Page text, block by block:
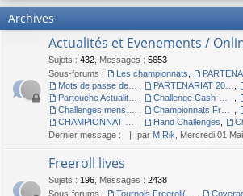
Archives
Actualités et Evenements /
Sujets : 432 Messages : 5653
Sous-forums :
Les championnats
Hand Challenges
Dernier message :
par M.Rik , Mercredi 01
Freeroll lives
Sujets : 196 Messages : 2438
Sous-forums :